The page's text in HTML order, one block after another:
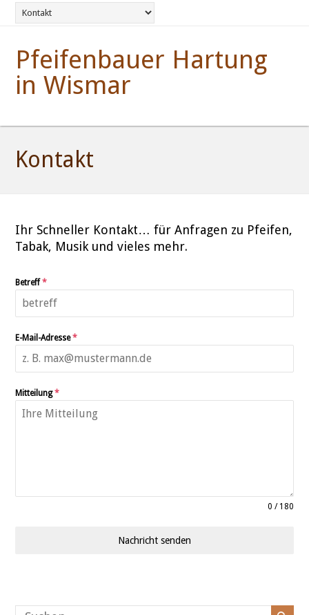
Pfeifenbauer Hartung
in Wismar
Kontakt
Ihr Schneller Kontakt… für Anfragen zu Pfeifen,
Tabak, Musik und vieles mehr.
Betreff*
E-Mail-Adresse*
Mitteilung*
0 / 180
Nachricht senden